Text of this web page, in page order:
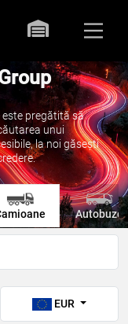
pregătită să
unui
la noi găsești
Autobuze
EUR